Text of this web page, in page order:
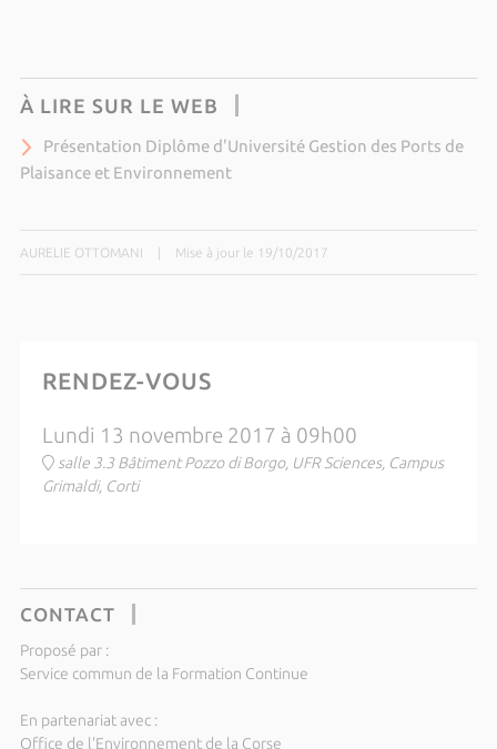
À LIRE SUR LE WEB
Présentation Diplôme d'Université Gestion des Ports de
Plaisance et Environnement
AURELIE OTTOMANI Mise à jour le 19/10/2017
RENDEZ-VOUS
Lundi 13 novembre 2017 à 09h00
salle 3.3 Bâtiment Pozzo di Borgo, UFR Sciences, Campus
Grimaldi, Corti
CONTACT
Proposé par :
Service commun de la Formation Continue
En partenariat avec :
Office de l'Environnement de la Corse